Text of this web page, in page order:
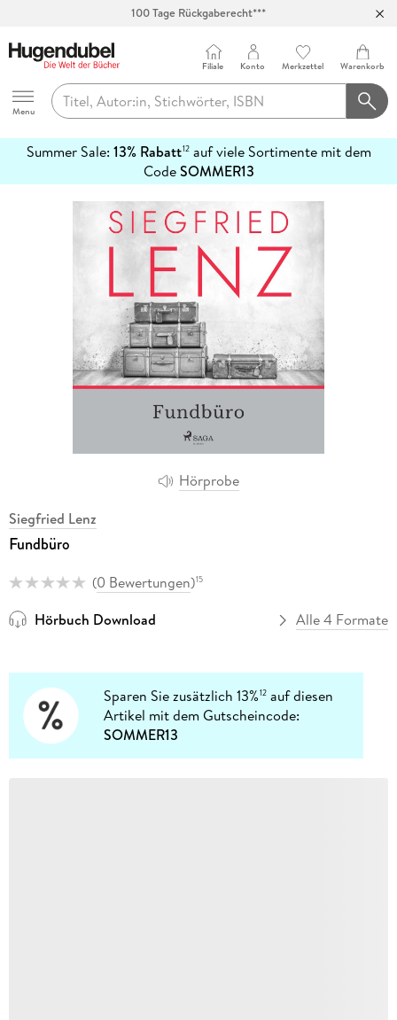
100 Tage Rückgaberecht***
Hugendubel
Menu
Filiale Konto Merkzettel Warenkorb
Summer Sale: 13% Rabatt12auf viele Sortimente mit dem
CodeSOMMER13
erfahren
Hörprobe
Siegfried Lenz
Fundbüro
(0 Bewertungen)15
Hörbuch Download Alle 4 Formate
Sparen Sie zusätzlich 13%12 auf diesen
Artikel mit dem Gutscheincode:
SOMMER13